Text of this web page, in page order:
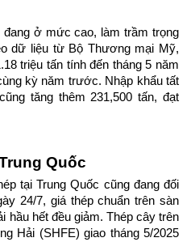
đang ở mức cao, làm trầm trọng
dữ liệu từ Bộ Thương mại Mỹ,
triệu tấn tính đến tháng 5 năm
kỳ năm trước. Nhập khẩu tất
tăng thêm 231,500 tấn, đạt
Quốc
tại Trung Quốc cũng đang đối
24/7, giá thép chuẩn trên sàn
hầu hết đều giảm. Thép cây trên
Hải (SHFE) giao tháng 5/2025